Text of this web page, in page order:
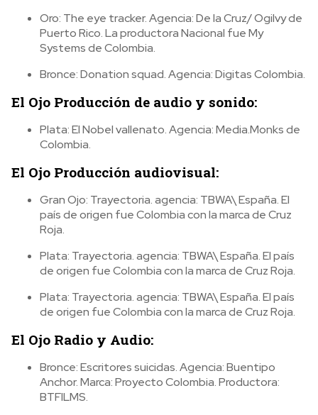
Oro: The eye tracker. Agencia: De la Cruz/ Ogilvy de
Puerto Rico. La productora Nacional fue My
Systems de Colombia.
Bronce: Donation squad. Agencia: Digitas Colombia.
El Ojo Producción de audio y sonido:
Plata: El Nobel vallenato. Agencia: Media.Monks de
Colombia.
El Ojo Producción audiovisual:
Gran Ojo: Trayectoria. agencia: TBWA\ España. El
país de origen fue Colombia con la marca de Cruz
Roja.
Plata: Trayectoria. agencia: TBWA\ España. El país
de origen fue Colombia con la marca de Cruz Roja.
Plata: Trayectoria. agencia: TBWA\ España. El país
de origen fue Colombia con la marca de Cruz Roja.
El Ojo Radio y Audio:
Bronce: Escritores suicidas. Agencia: Buentipo
Anchor. Marca: Proyecto Colombia. Productora:
BTFILMS.